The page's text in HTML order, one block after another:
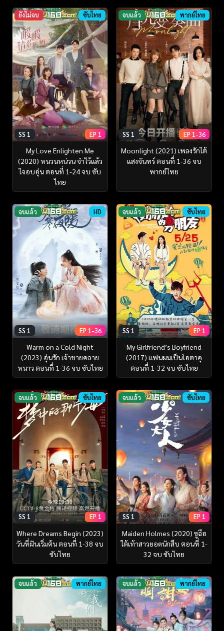
ยังไม่จบ ซับไทย
SS 1 EP 1
My Love Enlighten Me
(2020) หนวนหน่วน จำไว้แล้ว
ใจอบอุ่น ตอนที่ 1-24 จบ ซับ
ไทย
จบแล้ว พากย์ไทย
SS 1 EP 1-36
Moonlight (2021) เพลงรักใต้
แสงจันทร์ ตอนที่ 1-36 จบ
พากย์ไทย
จบแล้ว HD
SS 1 EP 1-36
Warm on a Cold Night
(2023) อุ่นรัก เจ้าชายคลาย
หนาว ตอนที่ 1-36 จบ ซับไทย
จบแล้ว ซับไทย
SS 1 EP 1
My Girlfriend’s Boyfriend
(2017) แฟนผมเป็นโอตาคุ
ตอนที่ 1-32 จบ ซับไทย
จบแล้ว ซับไทย
SS 1 EP 1
Where Dreams Begin (2023)
วันที่ฝันเริ่มต้น ตอนที่ 1-38 จบ
ซับไทย
จบแล้ว ซับไทย
SS 1 EP 1
Maiden Holmes (2020) ซูฉือ
ใต้เท้าสาวยอดนักสืบ ตอนที่ 1-
32 จบ ซับไทย
จบแล้ว พากย์ไทย จบแล้ว พากย์ไทย